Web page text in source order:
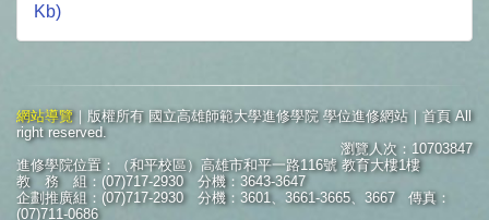
Kb)
網站導覽 ｜版權所有 國立高雄師範大學進修學院 學位進修網站｜首頁 All
right reserved.
瀏覽人次：10703847
進修學院位置：（和平校區）高雄市和平一路116號 教育大樓1樓
教 務 組：(07)717-2930 分機：3643-3647
企劃推廣組：(07)717-2930 分機：3601、3661-3665、3667 傳真：
(07)711-0686